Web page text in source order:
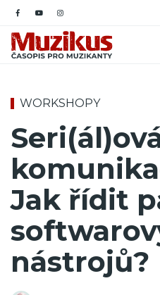
WORKSHOPY
Jak řídit
nástrojů?